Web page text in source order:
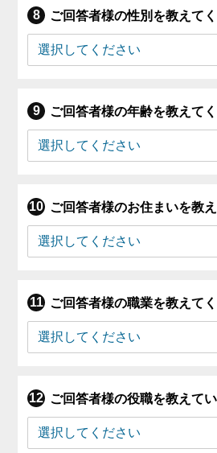
ご回答者様の性別を教えてく
ご回答者様の年齢を教えてく
ご回答者様のお住まいを教え
ご回答者様の職業を教えてく
ご回答者様の役職を教えて